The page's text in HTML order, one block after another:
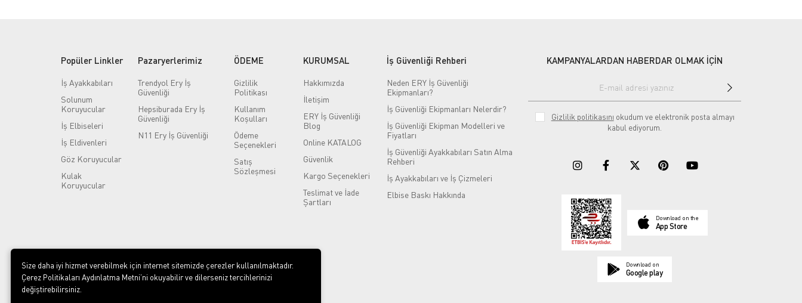
Popüler Linkler
İş Ayakkabıları
Solunum
Koruyucular
İş Elbiseleri
İş Eldivenleri
Göz Koruyucular
Kulak
Koruyucular
Pazaryerlerimiz
Trendyol Ery İş
Güvenliği
Hepsiburada Ery İş
Güvenliği
N11 Ery İş Güvenliği
ÖDEME
Gizlilik
Politikası
Kullanım
Koşulları
Ödeme
Seçenekleri
Satış
Sözleşmesi
KURUMSAL
Hakkımızda
İletişim
ERY İş Güvenliği
Blog
Online KATALOG
Güvenlik
Kargo Seçenekleri
Teslimat ve İade
Şartları
İş Güvenliği Rehberi
Neden ERY İş Güvenliği
Ekipmanları?
İş Güvenliği Ekipmanları Nelerdir?
İş Güvenliği Ekipman Modelleri ve
Fiyatları
İş Güvenliği Ayakkabıları Satın Alma
Rehberi
İş Ayakkabıları ve İş Çizmeleri
Elbise Baskı Hakkında
KAMPANYALARDAN HABERDAR OLMAK İÇİN
Gizlilik politikasını okudum ve elektronik posta almayı
kabul ediyorum.
Download on the
App Store
Download on
Google play
Size daha iyi hizmet verebilmek için internet sitemizde çerezler kullanılmaktadır.
Çerez Politikaları Aydınlatma Metni’ni okuyabilir ve dilerseniz tercihlerinizi
değiştirebilirsiniz.